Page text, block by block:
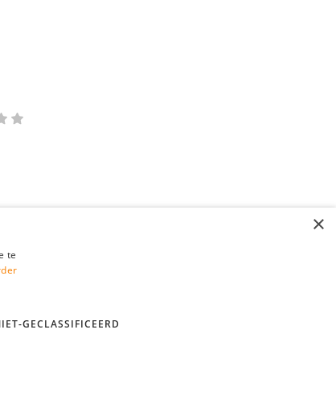
×
te
GECLASSIFICEERD